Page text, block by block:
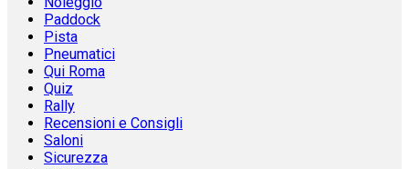
Paddock
Pista
Pneumatici
Qui Roma
Quiz
Rally
Recensioni e Consigli
Saloni
Sicurezza